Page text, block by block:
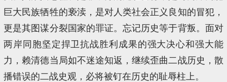
巨大民族牺牲的亵渎，是对人类社会正义良知的冒犯，
更是其图谋分裂国家的罪证。忘记历史等于背叛。面对
两岸同胞坚定捍卫抗战胜利成果的强大决心和强大能
力，赖清德当局如不迷途知返，继续歪曲二战历史，散
播错误的二战史观，必将被钉在历史的耻辱柱上。